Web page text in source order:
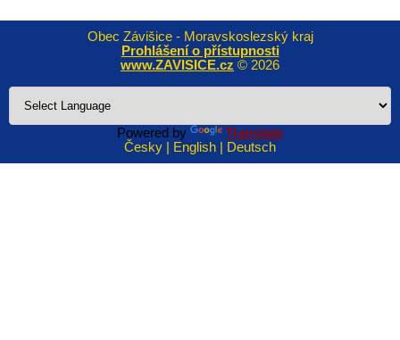
Obec Závišice - Moravskoslezský kraj
Prohlášení o přístupnosti
www.ZAVISICE.cz © 2026
Powered by
Translate
Česky | English | Deutsch